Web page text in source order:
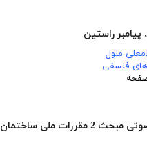
پیامبر راستین
ملول
فلسفی
🎧 دانلود کتاب صوتی مبحث 2 مقررات ملی ساختمان